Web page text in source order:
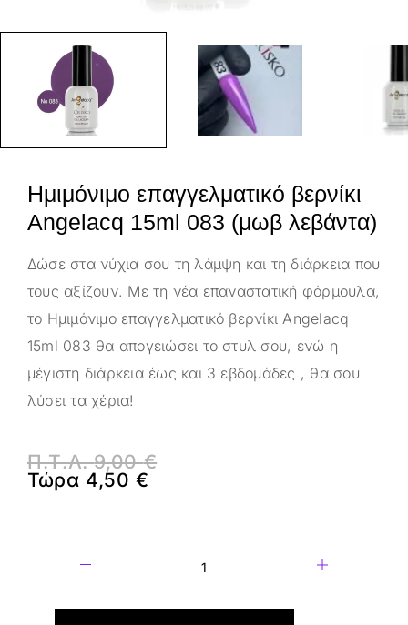
Ημιμόνιμο επαγγελματικό βερνίκι
Angelacq 15ml 083 (μωβ λεβάντα)
Δώσε στα νύχια σου τη λάμψη και τη διάρκεια που
τους αξίζουν. Με τη νέα επαναστατική φόρμουλα,
το Ημιμόνιμο επαγγελματικό βερνίκι Angelacq
15ml 083 θα απογειώσει το στυλ σου, ενώ η
μέγιστη διάρκεια έως και 3 εβδομάδες , θα σου
λύσει τα χέρια!
Π.Τ.Λ.9,00€
Τώρα 4,50€